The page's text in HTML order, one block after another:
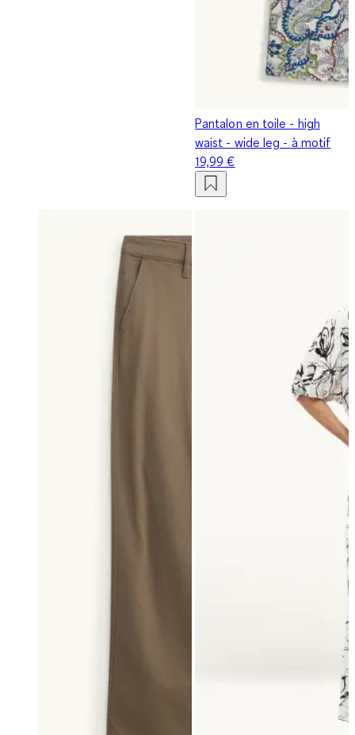
Pantalon en toile - high
waist - wide leg - à motif
19,99 €